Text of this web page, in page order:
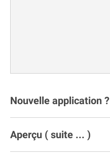
Nouvelle application ?
Aperçu ( suite ... )